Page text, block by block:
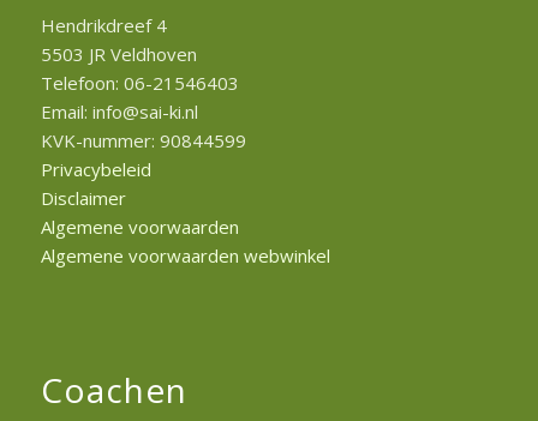
Hendrikdreef 4
5503 JR Veldhoven
Telefoon: 06-21546403
Email: info@sai-ki.nl
KVK-nummer: 90844599
Privacybeleid
Disclaimer
Algemene voorwaarden
Algemene voorwaarden webwinkel
Coachen